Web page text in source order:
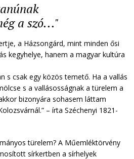
a szó..."
a Házsongárd, mint minden ősi
kegyhelye, hanem a magyar kultúra
s csak egy közös temető. Ha a vallás
s a vallásosságnak a türelem a
bizonyára sohasem láttam
– írta Széchenyi 1821-
türelem? A Műemléktörvény
sírkertben a sírhelyek